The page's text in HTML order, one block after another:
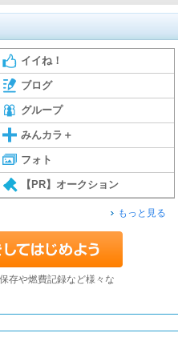
イイね！
ブログ
グループ
みんカラ＋
フォト
【PR】オークション
もっと見る
存や燃費記録など様々な